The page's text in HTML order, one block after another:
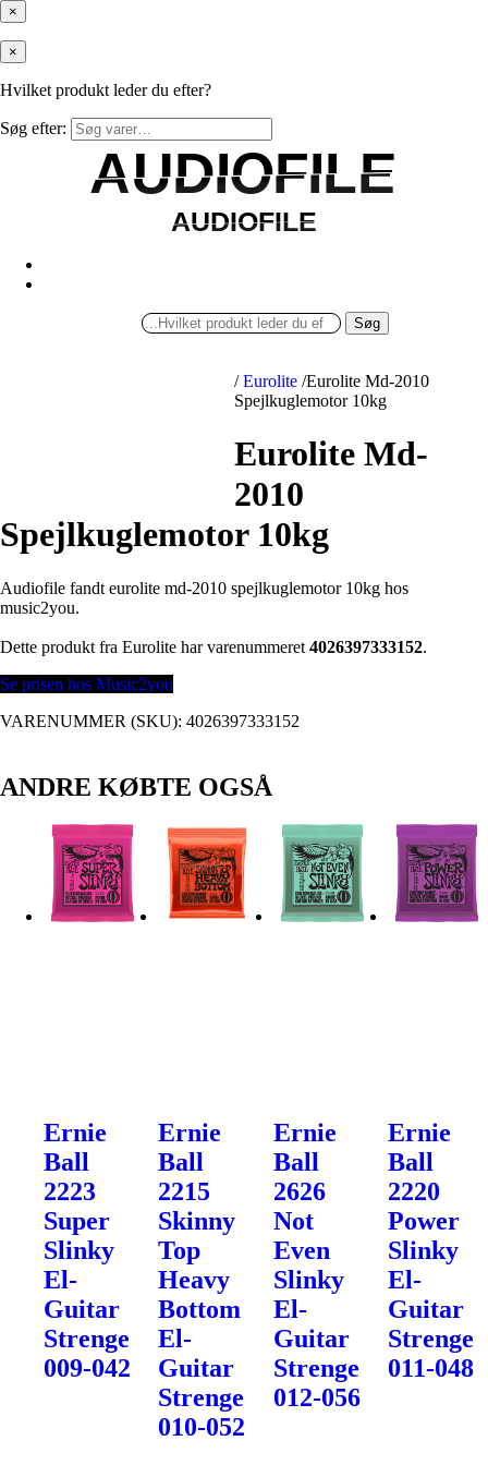
×
×
Hvilket produkt leder du efter?
Søg efter:
AUDIOFILE
AUDIOFILE
AUDIOFILE
AUDIOFILE
Søg
/ Eurolite /Eurolite Md-2010
Spejlkuglemotor 10kg
Eurolite Md-
2010
Spejlkuglemotor 10kg
Audiofile fandt eurolite md-2010 spejlkuglemotor 10kg hos
music2you.
Dette produkt fra Eurolite har varenummeret 4026397333152.
Se prisen hos Music2you
VARENUMMER (SKU): 4026397333152
ANDRE KØBTE OGSÅ
Ernie
Ball
2223
Super
Slinky
El-
Guitar
Strenge
009-042
Ernie
Ball
2215
Skinny
Top
Heavy
Bottom
El-
Guitar
Strenge
010-052
Ernie
Ball
2626
Not
Even
Slinky
El-
Guitar
Strenge
012-056
Ernie
Ball
2220
Power
Slinky
El-
Guitar
Strenge
011-048